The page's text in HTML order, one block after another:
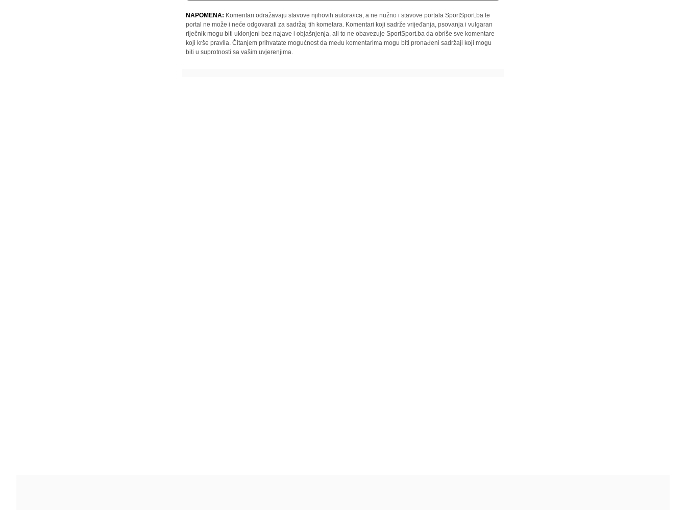
NAPOMENA: Komentari odražavaju stavove njihovih autora/ica, a ne nužno i stavove portala SportSport.ba te
portal ne može i neće odgovarati za sadržaj tih kometara. Komentari koji sadrže vrijeđanja, psovanja i vulgaran
riječnik mogu biti uklonjeni bez najave i objašnjenja, ali to ne obavezuje SportSport.ba da obriše sve komentare
koji krše pravila. Čitanjem prihvatate mogućnost da među komentarima mogu biti pronađeni sadržaji koji mogu
biti u suprotnosti sa vašim uvjerenjima.